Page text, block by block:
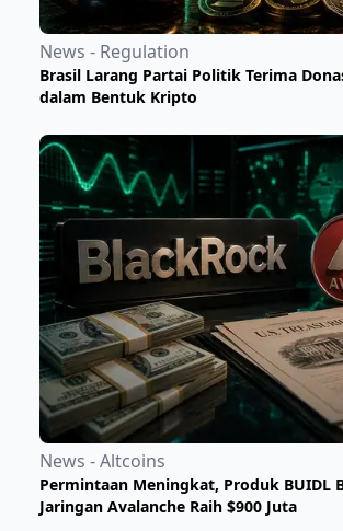
News - Regulation
Brasil Larang Partai Politik Terima
dalam Bentuk Kripto
News - Altcoins
Permintaan Meningkat, Produk BUIDL
Jaringan Avalanche Raih $900 Juta